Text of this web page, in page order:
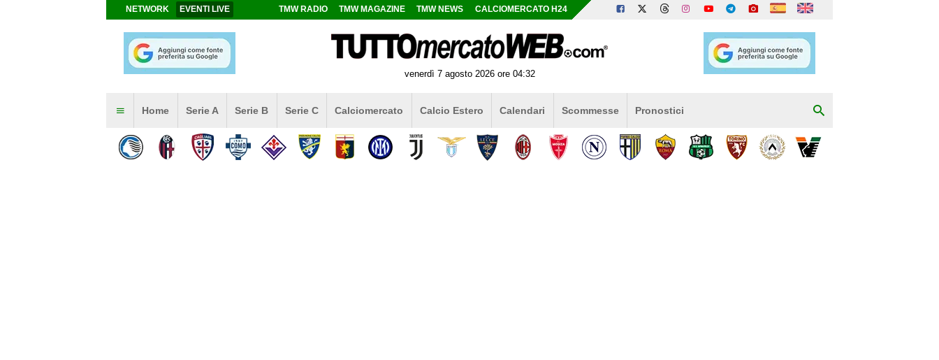
NETWORK EVENTI LIVE TMW RADIO TMW MAGAZINE TMW NEWS CALCIOMERCATO H24
venerdì 7 agosto 2026 ore 04:32
Home Serie A Serie B Serie C Calciomercato Calcio Estero Calendari Scommesse Pronostici